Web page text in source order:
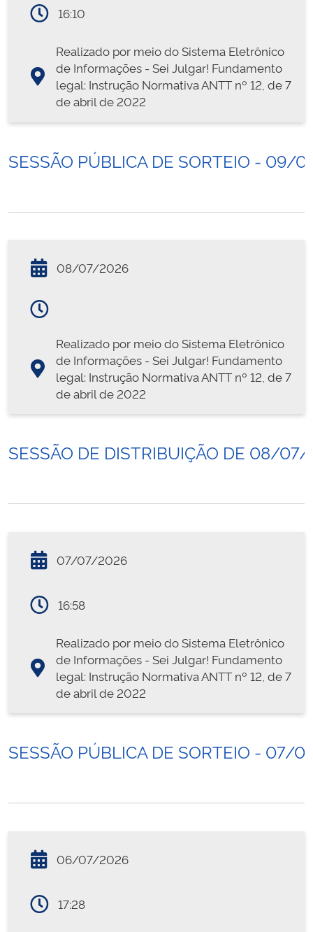
16:10
Realizado por meio do Sistema Eletrônico
de Informações - Sei Julgar! Fundamento
legal: Instrução Normativa ANTT nº 12, de 7
de abril de 2022
SESSÃO PÚBLICA DE SORTEIO - 09/
08/07/2026
Realizado por meio do Sistema Eletrônico
de Informações - Sei Julgar! Fundamento
legal: Instrução Normativa ANTT nº 12, de 7
de abril de 2022
SESSÃO DE DISTRIBUIÇÃO DE 08/
07/07/2026
16:58
Realizado por meio do Sistema Eletrônico
de Informações - Sei Julgar! Fundamento
legal: Instrução Normativa ANTT nº 12, de 7
de abril de 2022
SESSÃO PÚBLICA DE SORTEIO - 07/
06/07/2026
17:28